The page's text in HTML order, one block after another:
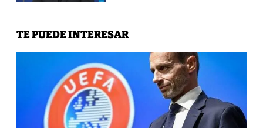
TE PUEDE INTERESAR